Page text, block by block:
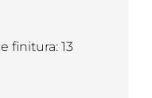
finitura: 13